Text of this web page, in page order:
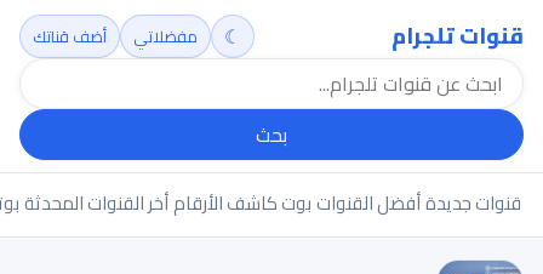
قنوات تلجرام
بحث
☾ مفضلاتي أضف قناتك
قنوات جديدةأفضل القنواتبوت كاشف الأرقامأخر القنوات المحدثة